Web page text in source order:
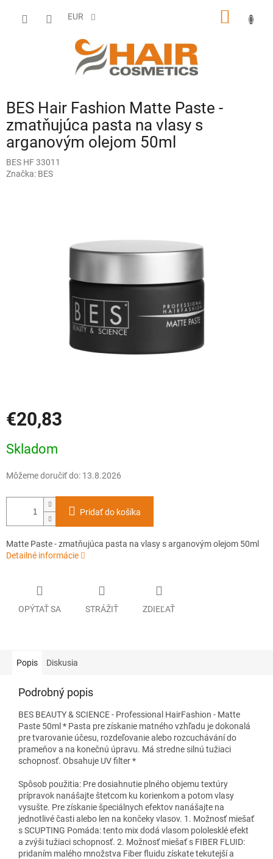
EUR
BES Hair Fashion Matte Paste -
zmatňujúca pasta na vlasy s
arganovým olejom 50ml
BES HF 33011
Značka: BES
€20,83
cena:
Skladom
Môžeme doručiť do: 13.8.2026
Pridať do košíka
Matte Paste - zmatňujúca pasta na vlasy s arganovým olejom 50ml
Detailné informácie
OPÝTAŤ SA STRÁŽIŤ ZDIEĽAŤ
Popis Diskusia
Podrobný popis
BES BEAUTY & SCIENCE - Professional HairFashion - Matte
Paste 50ml * Pasta pre získanie matného vzhľadu je dokonalá
pre tvarovanie účesu, rozdeľovanie alebo rozcuchávání do
prameňov a na konečnú úpravu. Má stredne silnú tužiaci
schopnosť. Obsahuje UV filter *
Spôsob použitia: Pre dosiahnutie plného objemu textúry
prípravok nanášajte štetcom ku korienkom a potom vlasy
vysušte. Pre získanie špeciálnych efektov nanášajte na
jednotlivé časti alebo len na končeky vlasov. 1. Možnosť miešať
s SCUPTING Pomáda: tento mix dodá vlasom pololesklé efekt
a zvýši tužiaci schopnosť. 2. Možnosť miešať s FIBER FLUID:
pridaním malého množstva Fiber fluidu získate tekutejší a